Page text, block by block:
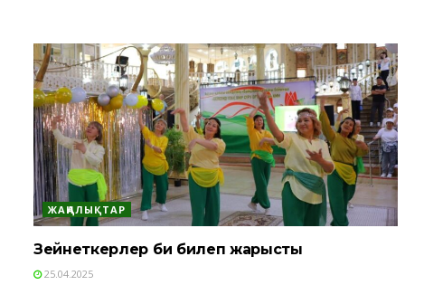
ЖАҢАЛЫҚТАР
Зейнеткерлер би билеп жарысты
25.04.2025